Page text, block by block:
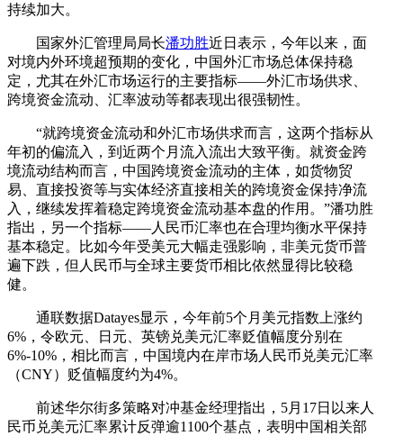
持续加大。
国家外汇管理局局长潘功胜近日表示，今年以来，面
对境内外环境超预期的变化，中国外汇市场总体保持稳
定，尤其在外汇市场运行的主要指标——外汇市场供求、
跨境资金流动、汇率波动等都表现出很强韧性。
“就跨境资金流动和外汇市场供求而言，这两个指标从
年初的偏流入，到近两个月流入流出大致平衡。就资金跨
境流动结构而言，中国跨境资金流动的主体，如货物贸
易、直接投资等与实体经济直接相关的跨境资金保持净流
入，继续发挥着稳定跨境资金流动基本盘的作用。”潘功胜
指出，另一个指标——人民币汇率也在合理均衡水平保持
基本稳定。比如今年受美元大幅走强影响，非美元货币普
遍下跌，但人民币与全球主要货币相比依然显得比较稳
健。
通联数据Datayes显示，今年前5个月美元指数上涨约
6%，令欧元、日元、英镑兑美元汇率贬值幅度分别在
6%-10%，相比而言，中国境内在岸市场人民币兑美元汇率
（CNY）贬值幅度约为4%。
前述华尔街多策略对冲基金经理指出，5月17日以来人
民币兑美元汇率累计反弹逾1100个基点，表明中国相关部